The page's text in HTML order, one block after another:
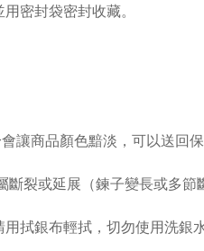
密封袋密封收藏。
讓商品顏色黯淡，可以送回
裂或延展（鍊子變長或多
拭銀布輕拭，切勿使用洗銀水